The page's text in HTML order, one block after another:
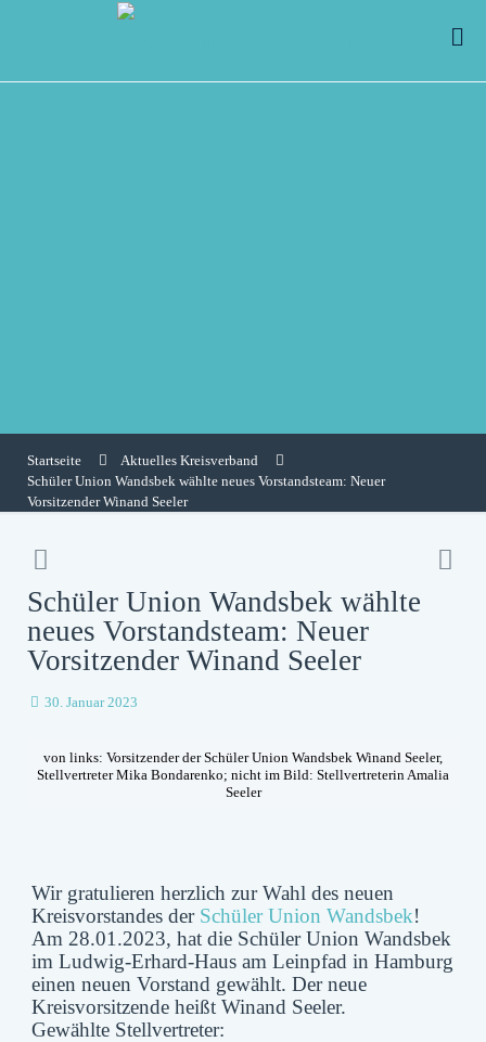
Startseite
Aktuelles Kreisverband
Schüler Union Wandsbek wählte neues Vorstandsteam: Neuer
Vorsitzender Winand Seeler
Schüler Union Wandsbek wählte
neues Vorstandsteam: Neuer
Vorsitzender Winand Seeler
30. Januar 2023
von links: Vorsitzender der Schüler Union Wandsbek Winand Seeler,
Stellvertreter Mika Bondarenko; nicht im Bild: Stellvertreterin Amalia
Seeler
Wir gratulieren herzlich zur Wahl des neuen
Kreisvorstandes der Schüler Union Wandsbek!
Am 28.01.2023, hat die Schüler Union Wandsbek
im Ludwig-Erhard-Haus am Leinpfad in Hamburg
einen neuen Vorstand gewählt. Der neue
Kreisvorsitzende heißt Winand Seeler.
Gewählte Stellvertreter: